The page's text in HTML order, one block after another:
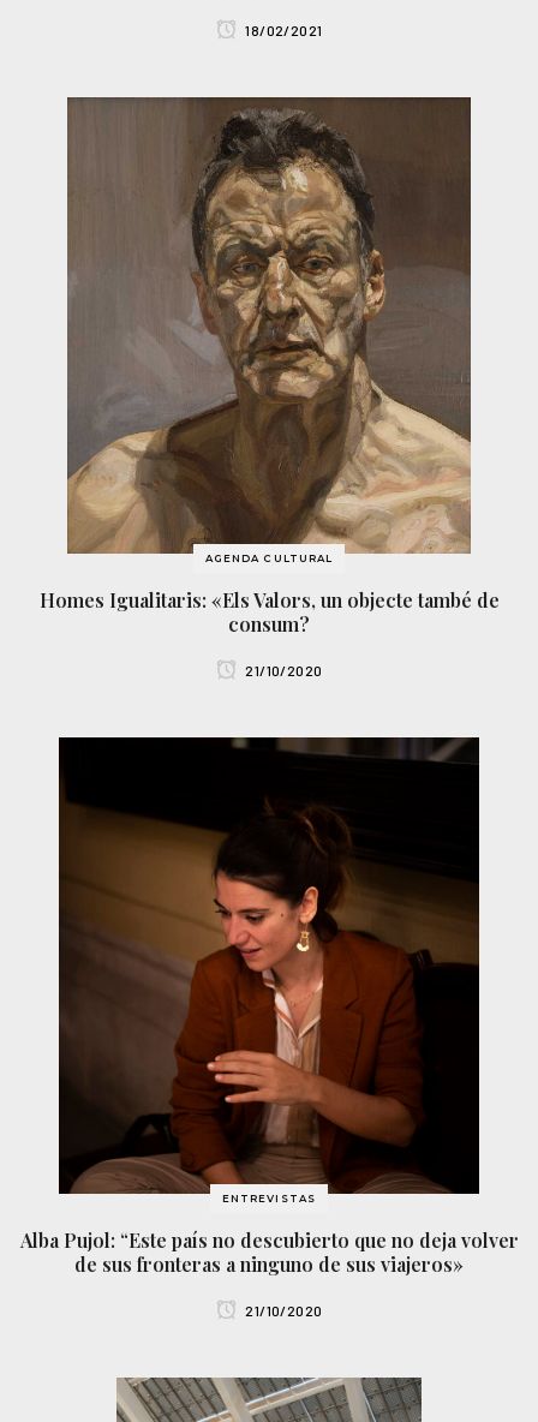
18/02/2021
AGENDA CULTURAL
Homes Igualitaris: «Els Valors, un objecte també de
consum?
21/10/2020
ENTREVISTAS
Alba Pujol: “Este país no descubierto que no deja volver
de sus fronteras a ninguno de sus viajeros»
21/10/2020